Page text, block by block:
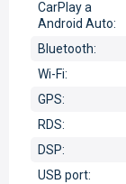
CarPlay a
Android Auto:
Bluetooth:
Wi-Fi:
GPS:
RDS:
DSP:
USB port: